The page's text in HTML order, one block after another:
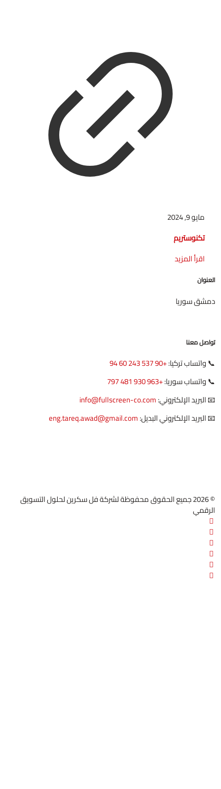
مايو 9, 2024
تكنوستريم
اقرأ المزيد
العنوان
دمشق سوريا
تواصل معنا
📞 واتساب تركيا:+90 537 243 60 94
📞 واتساب سوريا:+963 930 481 797
📧 البريد الإلكتروني:info@fullscreen-co.com
📧 البريد الإلكتروني البديل:eng.tareq.awad@gmail.com
© 2026 جميع الحقوق محفوظة لشركة فل سكرين لحلول التسويق
الرقمي